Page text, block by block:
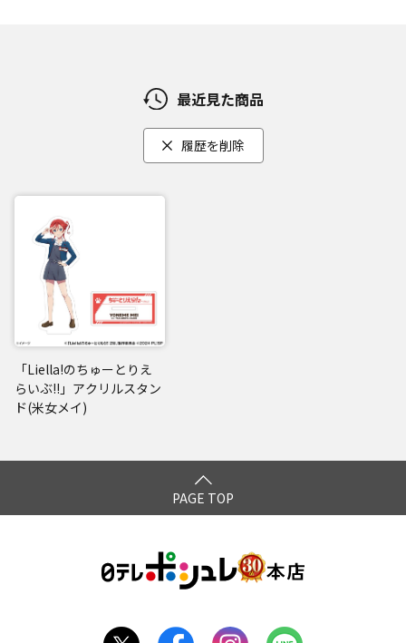
最近見た商品
履歴を削除
「Liella!のちゅーとりえ
らいぶ!!」アクリルスタン
ド(米女メイ)
PAGE TOP